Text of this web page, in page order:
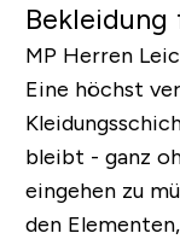
Bekleidung
MP Herren
Eine höchst
bleibt - ganz
eingehen zu
den